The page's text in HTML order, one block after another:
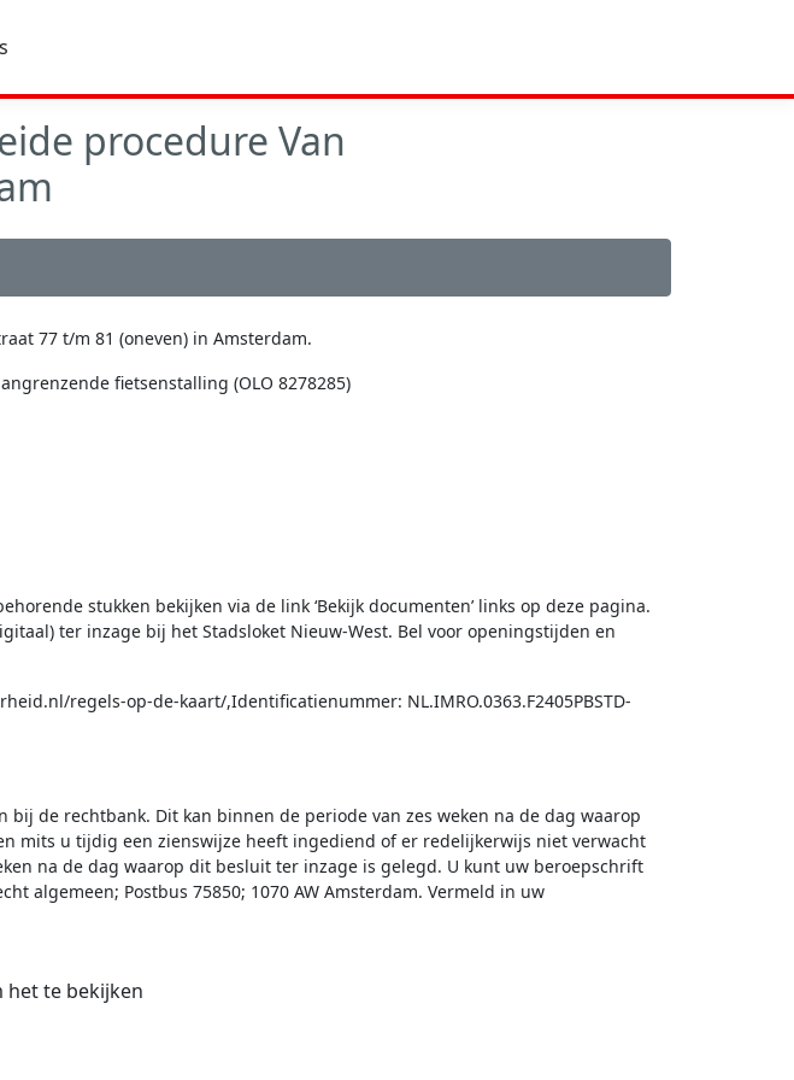
procedure Van
77 t/m 81 (oneven) in Amsterdam.
fietsenstalling (OLO 8278285)
stukken bekijken via de link ‘Bekijk documenten’ links op deze pagina.
ter inzage bij het Stadsloket Nieuw-West. Bel voor openingstijden en
regels-op-de-kaart/,Identificatienummer: NL.IMRO.0363.F2405PBSTD-
de rechtbank. Dit kan binnen de periode van zes weken na de dag waarop
mits u tijdig een zienswijze heeft ingediend of er redelijkerwijs niet verwacht
na de dag waarop dit besluit ter inzage is gelegd. U kunt uw beroepschrift
algemeen; Postbus 75850; 1070 AW Amsterdam. Vermeld in uw
het te bekijken